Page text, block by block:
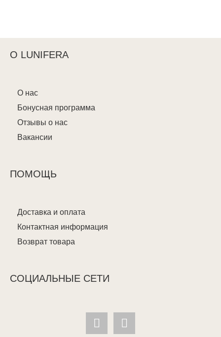
О LUNIFERA
О нас
Бонусная программа
Отзывы о нас
Вакансии
ПОМОЩЬ
Доставка и оплата
Контактная информация
Возврат товара
СОЦИАЛЬНЫЕ СЕТИ